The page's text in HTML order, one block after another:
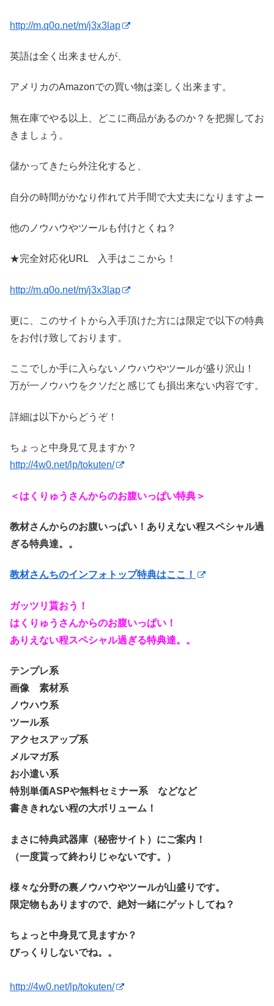
http://m.q0o.net/m/j3x3lap
英語は全く出来ませんが、
アメリカのAmazonでの買い物は楽しく出来ます。
無在庫でやる以上、どこに商品があるのか？を把握してお
きましょう。
儲かってきたら外注化すると、
自分の時間がかなり作れて片手間で大丈夫になりますよー
他のノウハウやツールも付けとくね？
★完全対応化URL 入手はここから！
http://m.q0o.net/m/j3x3lap
更に、このサイトから入手頂けた方には限定で以下の特典
をお付け致しております。
ここでしか手に入らないノウハウやツールが盛り沢山！
万が一ノウハウをクソだと感じても損出来ない内容です。
詳細は以下からどうぞ！
ちょっと中身見て見ますか？
http://4w0.net/lp/tokuten/
＜はくりゅうさんからのお腹いっぱい特典＞
教材さんからのお腹いっぱい！ありえない程スペシャル過
ぎる特典達。。
教材さんちのインフォトップ特典はここ！
ガッツリ貰おう！
はくりゅうさんからのお腹いっぱい！
ありえない程スペシャル過ぎる特典達。。
テンプレ系
画像 素材系
ノウハウ系
ツール系
アクセスアップ系
メルマガ系
お小遣い系
特別単価ASPや無料セミナー系 などなど
書ききれない程の大ボリューム！
まさに特典武器庫（秘密サイト）にご案内！
（一度貰って終わりじゃないです。）
様々な分野の裏ノウハウやツールが山盛りです。
限定物もありますので、絶対一緒にゲットしてね？
ちょっと中身見て見ますか？
びっくりしないでね。。
http://4w0.net/lp/tokuten/